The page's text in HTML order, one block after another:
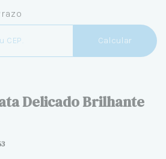
Calcular
Delicado Brilhante